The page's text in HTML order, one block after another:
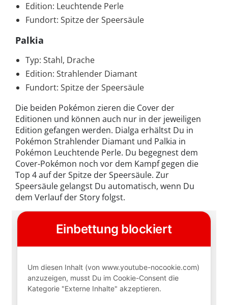
Edition: Leuchtende Perle
Fundort: Spitze der Speersäule
Palkia
Typ: Stahl, Drache
Edition: Strahlender Diamant
Fundort: Spitze der Speersäule
Die beiden Pokémon zieren die Cover der
Editionen und können auch nur in der jeweiligen
Edition gefangen werden. Dialga erhältst Du in
Pokémon Strahlender Diamant und Palkia in
Pokémon Leuchtende Perle. Du begegnest dem
Cover-Pokémon noch vor dem Kampf gegen die
Top 4 auf der Spitze der Speersäule. Zur
Speersäule gelangst Du automatisch, wenn Du
dem Verlauf der Story folgst.